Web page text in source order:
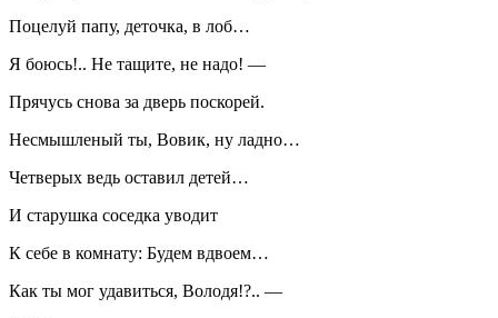
Поцелуй папу, деточка, в лоб…
Я боюсь!.. Не тащите, не надо! —
Прячусь снова за дверь поскорей.
Несмышленый ты, Вовик, ну ладно…
Четверых ведь оставил детей…
И старушка соседка уводит
К себе в комнату: Будем вдвоем…
Как ты мог удавиться, Володя!?.. —